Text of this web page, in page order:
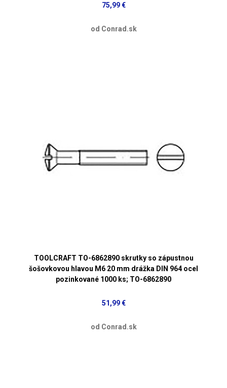
75,99 €
od Conrad.sk
TOOLCRAFT TO-6862890 skrutky so zápustnou
šošovkovou hlavou M6 20 mm drážka DIN 964 ocel
pozinkované 1000 ks; TO-6862890
51,99 €
od Conrad.sk